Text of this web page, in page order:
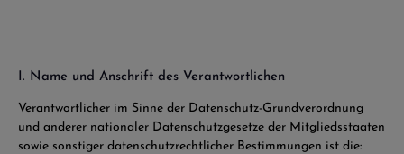
I. Name und Anschrift des Verantwortlichen
Verantwortlicher im Sinne der Datenschutz-Grundverordnung
und anderer nationaler Datenschutzgesetze der Mitgliedsstaaten
sowie sonstiger datenschutzrechtlicher Bestimmungen ist die: